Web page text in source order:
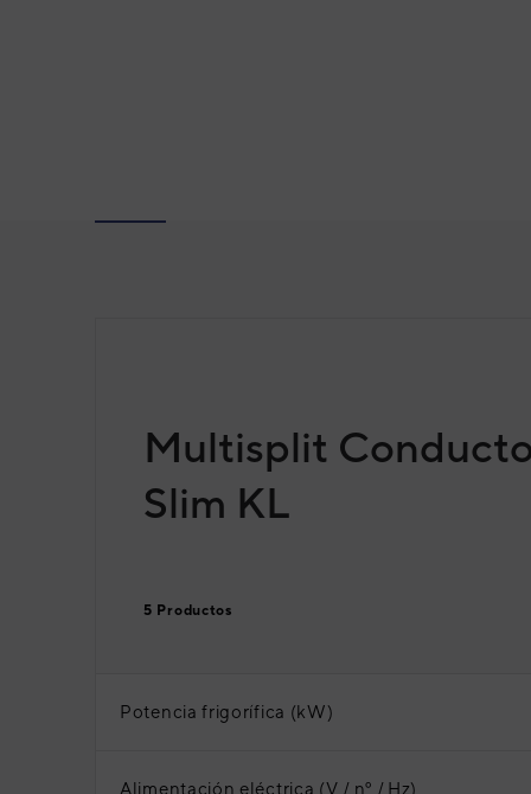
Multisplit
Slim KL
5 Productos
Potencia frigorífica (kW)
Alimentación eléctrica (V / nº / Hz)